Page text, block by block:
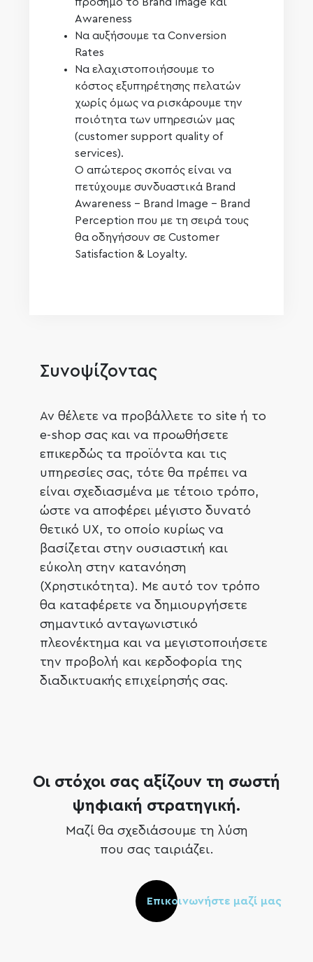
Αwareness
Να αυξήσουμε τα Conversion
Rates
Να ελαχιστοποιήσουμε το
κόστος εξυπηρέτησης πελατών
χωρίς όμως να ρισκάρουμε την
ποιότητα των υπηρεσιών μας
(customer support quality of
services).
Ο απώτερος σκοπός είναι να
πετύχουμε συνδυαστικά Brand
Awareness – Brand Image – Brand
Perception που με τη σειρά τους
θα οδηγήσουν σε Customer
Satisfaction & Loyalty.
Συνοψίζοντας
Αν θέλετε να προβάλλετε το site ή το
e-shop σας και να προωθήσετε
επικερδώς τα προϊόντα και τις
υπηρεσίες σας, τότε θα πρέπει να
είναι σχεδιασμένα με τέτοιο τρόπο,
ώστε να αποφέρει μέγιστο δυνατό
θετικό UX, το οποίο κυρίως να
βασίζεται στην ουσιαστική και
εύκολη στην κατανόηση
(Χρηστικότητα). Με αυτό τον τρόπο
θα καταφέρετε να δημιουργήσετε
σημαντικό ανταγωνιστικό
πλεονέκτημα και να μεγιστοποιήσετε
την προβολή και κερδοφορία της
διαδικτυακής επιχείρησής σας.
Οι στόχοι σας αξίζουν τη σωστή
ψηφιακή στρατηγική.
Μαζί θα σχεδιάσουμε τη λύση
που σας ταιριάζει.
Επικοινωνήστε μαζί μας